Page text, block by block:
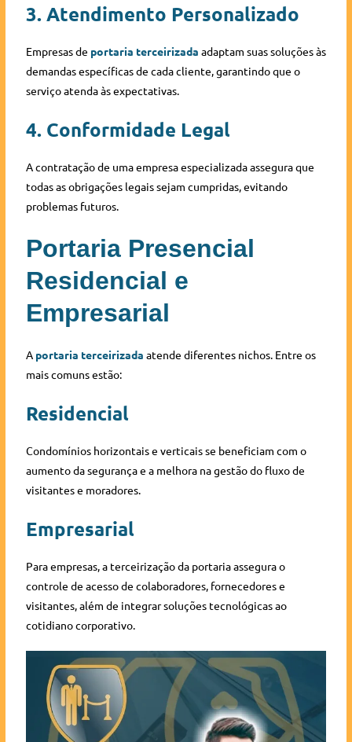
3. Atendimento Personalizado
Empresas de portaria terceirizada adaptam suas soluções às
demandas específicas de cada cliente, garantindo que o
serviço atenda às expectativas.
4. Conformidade Legal
A contratação de uma empresa especializada assegura que
todas as obrigações legais sejam cumpridas, evitando
problemas futuros.
Portaria Presencial
Residencial e
Empresarial
A portaria terceirizada atende diferentes nichos. Entre os
mais comuns estão:
Residencial
Condomínios horizontais e verticais se beneficiam com o
aumento da segurança e a melhora na gestão do fluxo de
visitantes e moradores.
Empresarial
Para empresas, a terceirização da portaria assegura o
controle de acesso de colaboradores, fornecedores e
visitantes, além de integrar soluções tecnológicas ao
cotidiano corporativo.